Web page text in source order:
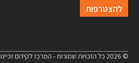
© 2026 כל הזכויות שמורות - המרכז לקידום זכיינות בישראל